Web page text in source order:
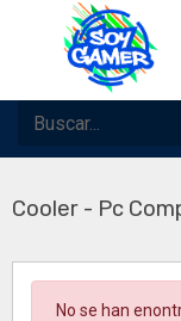
Cooler - Pc
No se han